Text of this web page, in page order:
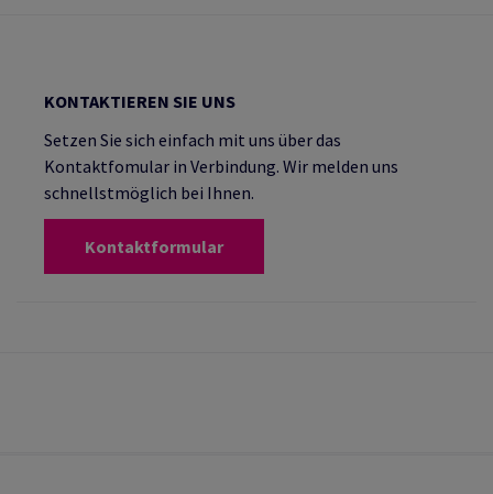
KONTAKTIEREN SIE UNS
Setzen Sie sich einfach mit uns über das
Kontaktfomular in Verbindung. Wir melden uns
schnellstmöglich bei Ihnen.
Kontaktformular